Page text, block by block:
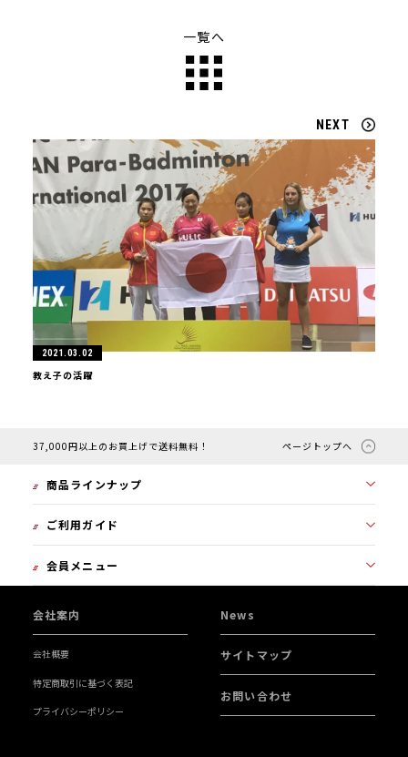
一覧へ
NEXT
2021.03.02
教え子の活躍
37,000円以上のお買上げで送料無料！ ページトップへ
商品ラインナップ
2000SS
1101GPG
無印
GF BLACK
トライアルセット
ご利用ガイド
初めての方へ
会員メニュー
会社案内
会社概要
特定商取引に基づく表記
プライバシーポリシー
News
サイトマップ
お問い合わせ